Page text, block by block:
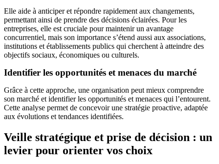
Elle aide à anticiper et répondre rapidement aux changements,
permettant ainsi de prendre des décisions éclairées. Pour les
entreprises, elle est cruciale pour maintenir un avantage
concurrentiel, mais son importance s’étend aussi aux associations,
institutions et établissements publics qui cherchent à atteindre des
objectifs sociaux, économiques ou culturels.
Identifier les opportunités et menaces du marché
Grâce à cette approche, une organisation peut mieux comprendre
son marché et identifier les opportunités et menaces qui l’entourent.
Cette analyse permet de concevoir une stratégie proactive, adaptée
aux évolutions et tendances identifiées.
Veille stratégique et prise de décision : un
levier pour orienter vos choix